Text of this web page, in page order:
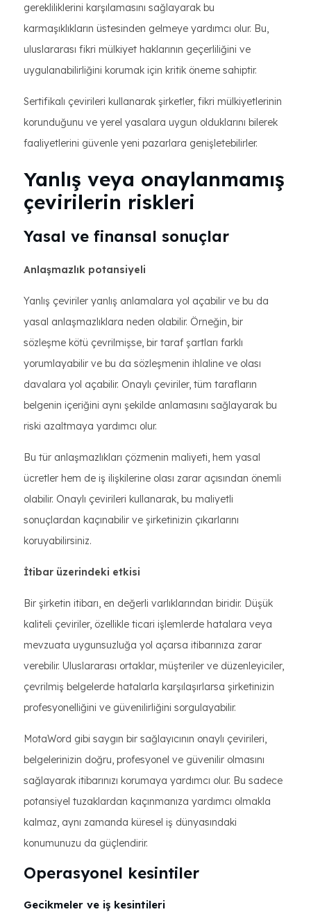
gerekliliklerini karşılamasını sağlayarak bu
karmaşıklıkların üstesinden gelmeye yardımcı olur. Bu,
uluslararası fikri mülkiyet haklarının geçerliliğini ve
uygulanabilirliğini korumak için kritik öneme sahiptir.
Sertifikalı çevirileri kullanarak şirketler, fikri mülkiyetlerinin
korunduğunu ve yerel yasalara uygun olduklarını bilerek
faaliyetlerini güvenle yeni pazarlara genişletebilirler.
Yanlış veya onaylanmamış
çevirilerin riskleri
Yasal ve finansal sonuçlar
Anlaşmazlık potansiyeli
Yanlış çeviriler yanlış anlamalara yol açabilir ve bu da
yasal anlaşmazlıklara neden olabilir. Örneğin, bir
sözleşme kötü çevrilmişse, bir taraf şartları farklı
yorumlayabilir ve bu da sözleşmenin ihlaline ve olası
davalara yol açabilir. Onaylı çeviriler, tüm tarafların
belgenin içeriğini aynı şekilde anlamasını sağlayarak bu
riski azaltmaya yardımcı olur.
Bu tür anlaşmazlıkları çözmenin maliyeti, hem yasal
ücretler hem de iş ilişkilerine olası zarar açısından önemli
olabilir. Onaylı çevirileri kullanarak, bu maliyetli
sonuçlardan kaçınabilir ve şirketinizin çıkarlarını
koruyabilirsiniz.
İtibar üzerindeki etkisi
Bir şirketin itibarı, en değerli varlıklarından biridir. Düşük
kaliteli çeviriler, özellikle ticari işlemlerde hatalara veya
mevzuata uygunsuzluğa yol açarsa itibarınıza zarar
verebilir. Uluslararası ortaklar, müşteriler ve düzenleyiciler,
çevrilmiş belgelerde hatalarla karşılaşırlarsa şirketinizin
profesyonelliğini ve güvenilirliğini sorgulayabilir.
MotaWord gibi saygın bir sağlayıcının onaylı çevirileri,
belgelerinizin doğru, profesyonel ve güvenilir olmasını
sağlayarak itibarınızı korumaya yardımcı olur. Bu sadece
potansiyel tuzaklardan kaçınmanıza yardımcı olmakla
kalmaz, aynı zamanda küresel iş dünyasındaki
konumunuzu da güçlendirir.
Operasyonel kesintiler
Gecikmeler ve iş kesintileri